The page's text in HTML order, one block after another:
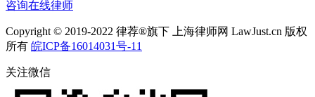
咨询在线律师
Copyright © 2019-2022 律荐®旗下 上海律师网 LawJust.cn 版权
所有 皖ICP备16014031号-11
关注微信